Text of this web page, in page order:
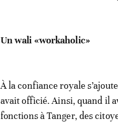
Un wali «workaholic»
À la confiance royale
avait officié. Ainsi, quand il
fonctions à Tanger, des